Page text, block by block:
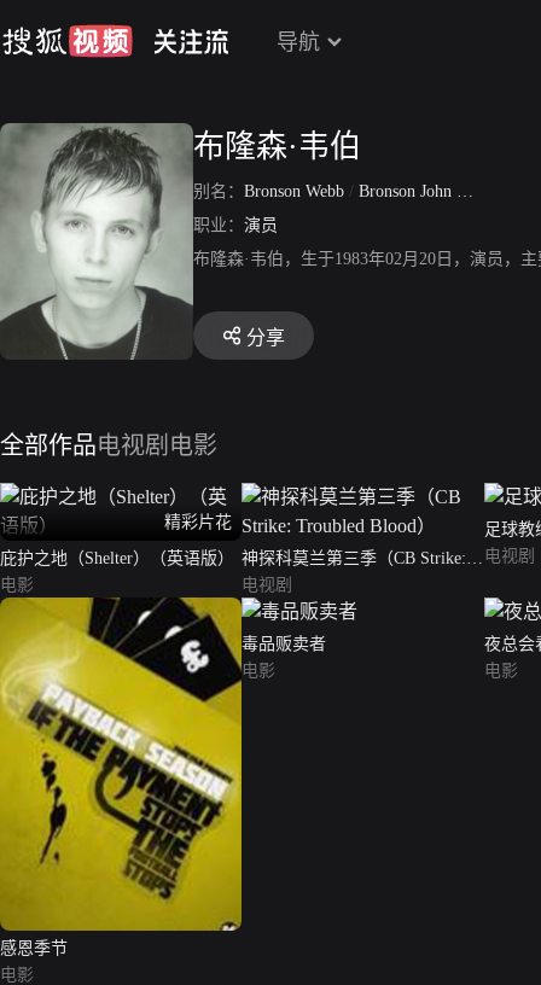
导航
布隆森·韦伯
别名： Bronson Webb / Bronson John Webb
职业： 演员
布隆森·韦伯，生于1983年02月20日，演员，
分享
全部作品电视剧 电影
精彩片花
庇护之地（Shelter）（英语版）
电影
神探科莫兰第三季（CB Strike:
Troubled Blood）
电视剧
足球教
电视剧
感恩季节
电影
毒品贩卖者
电影
夜总会
电影